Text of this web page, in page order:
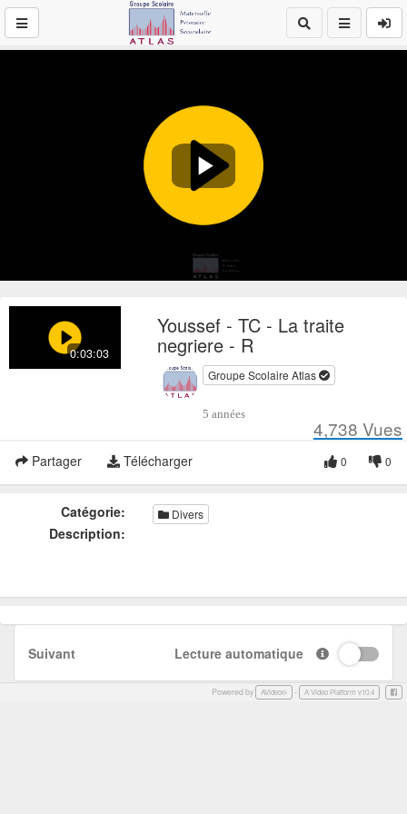
Play
Video
0:03:03
Youssef - TC - La traite
negriere - R
Groupe Scolaire Atlas
5 années
4,738 Vues
Partager Télécharger 0
0
Catégorie: Divers
Description:
Suivant Lecture automatique
Powered by AVideo® - A Video Platform v10.4